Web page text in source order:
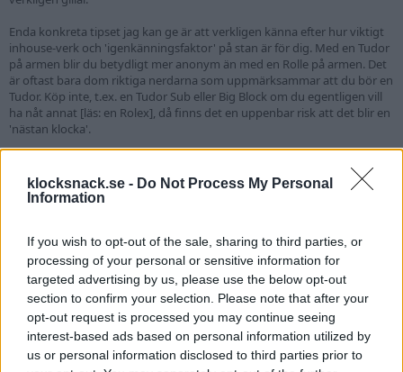
klocksnack.se - Do Not Process My Personal
Information
If you wish to opt-out of the sale, sharing to third parties, or
processing of your personal or sensitive information for
targeted advertising by us, please use the below opt-out
section to confirm your selection. Please note that after your
opt-out request is processed you may continue seeing
interest-based ads based on personal information utilized by
us or personal information disclosed to third parties prior to
Enda konkreta tipset jag kan ge är att verkligen känna efter hur viktigt
inhouse-verk och 'igenkänningsfaktor' på stan är för dig. Med en Tudor
på armen blir du betydligt mer anonym än med en Rolle på armen. Det
är oftast bara dom riktiga nerdarna som uppmärksammar att du bör en
Tudor. Köp inte, t.ex. en Tudor Sub eller Big Block om du egentligen vill
ha nåt annat [läs: en Rolex], då finns det en uppenbar risk att det blir en
'nästan klocka'.
Kolla här t.ex.:https://klocksnack.se/threads/kaplansköp-äntligen-
Genci86,TonyAxelsson,yonsson and 2 others
Ernesto
Pandion 2-Faktor
10 Januari 2014